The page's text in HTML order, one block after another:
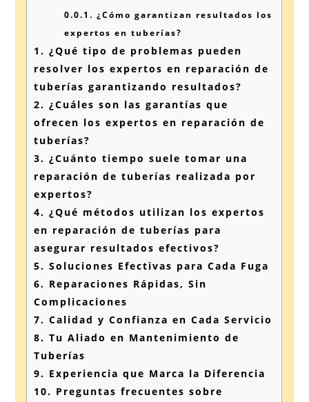
0.0.1. ¿Cómo garantizan resultados los
expertos en tuberías?
1. ¿Qué tipo de problemas pueden
resolver los expertos en reparación de
tuberías garantizando resultados?
2. ¿Cuáles son las garantías que
ofrecen los expertos en reparación de
tuberías?
3. ¿Cuánto tiempo suele tomar una
reparación de tuberías realizada por
expertos?
4. ¿Qué métodos utilizan los expertos
en reparación de tuberías para
asegurar resultados efectivos?
5. Soluciones Efectivas para Cada Fuga
6. Reparaciones Rápidas, Sin
Complicaciones
7. Calidad y Confianza en Cada Servicio
8. Tu Aliado en Mantenimiento de
Tuberías
9. Experiencia que Marca la Diferencia
10. Preguntas frecuentes sobre